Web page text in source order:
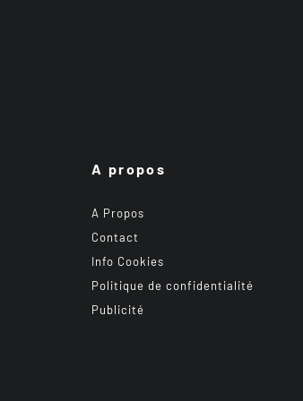
A propos
A Propos
Contact
Info Cookies
Politique de confidentialité
Publicité